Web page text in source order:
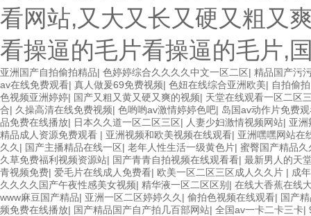
看网站,又大又长又硬又粗又
看操逼的毛片看操逼的毛片,
亚洲国产自拍偷拍精品| 色婷婷综合久久久久中文一区二区| 精品国产污
av在线免费观看| 真人做爰69免费视频| 色妞在线综合亚洲欧美| 自拍偷
色视频亚洲婷婷| 国产又粗又黄又硬又爽的视频| 天堂在线观看一区二区
合| 久操高清在线免费视频| 色哟哟av激情婷婷色吧| 岛国av动作片免费
品免费在线播放| 日本久久道一区二区三区| 人妻少妇激情视频网站| 亚洲
精品成人资源免费观看 | 亚洲视频和欧美视频在线观看| 亚洲嘿嘿网站在
久久 | 国产主播精品在线一区| 老年人性生活一级黄色片| 蜜臀国产精品久
久草免费福利视频资源站| 国产青青自拍视频在线观看看| 最新男人的天
青视频免费| 爱毛片在线成人免费看| 欧美一区二区三区成人久久片 | 成
久久久久国产午夜性感美女视频| 精华液一区二区区别 | 在线大香蕉在线
www麻豆国产精品| 亚洲一区二区婷婷久久 | 偷拍色视频在线观看| 国产
频免费在线播放| 国产精品国产自产拍几百部网站| 全国av一卡二卡三卡|